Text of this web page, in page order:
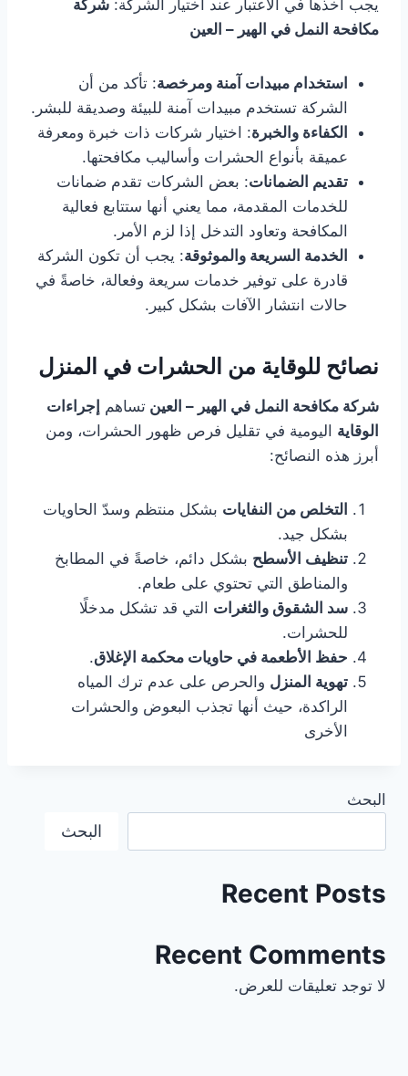
يجب أخذها في الاعتبار عند اختيار الشركة: شركة
مكافحة النمل في الهير – العين
استخدام مبيدات آمنة ومرخصة: تأكد من أن
الشركة تستخدم مبيدات آمنة للبيئة وصديقة للبشر.
الكفاءة والخبرة: اختيار شركات ذات خبرة ومعرفة
عميقة بأنواع الحشرات وأساليب مكافحتها.
تقديم الضمانات: بعض الشركات تقدم ضمانات
للخدمات المقدمة، مما يعني أنها ستتابع فعالية
المكافحة وتعاود التدخل إذا لزم الأمر.
الخدمة السريعة والموثوقة: يجب أن تكون الشركة
قادرة على توفير خدمات سريعة وفعالة، خاصةً في
حالات انتشار الآفات بشكل كبير.
نصائح للوقاية من الحشرات في المنزل
شركة مكافحة النمل في الهير – العين تساهم إجراءات
الوقاية اليومية في تقليل فرص ظهور الحشرات، ومن
أبرز هذه النصائح:
التخلص من النفايات بشكل منتظم وسدّ الحاويات
بشكل جيد.
تنظيف الأسطح بشكل دائم، خاصةً في المطابخ
والمناطق التي تحتوي على طعام.
سد الشقوق والثغرات التي قد تشكل مدخلًا
للحشرات.
حفظ الأطعمة في حاويات محكمة الإغلاق.
تهوية المنزل والحرص على عدم ترك المياه
الراكدة، حيث أنها تجذب البعوض والحشرات
الأخرى
البحث
البحث
Recent Posts
Recent Comments
لا توجد تعليقات للعرض.